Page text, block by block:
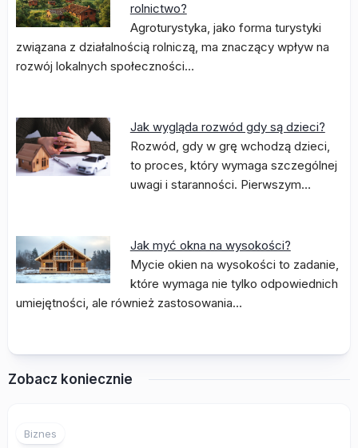
rolnictwo?
Agroturystyka, jako forma turystyki
związana z działalnością rolniczą, ma znaczący wpływ na
rozwój lokalnych społeczności…
Jak wygląda rozwód gdy są dzieci?
Rozwód, gdy w grę wchodzą dzieci,
to proces, który wymaga szczególnej
uwagi i staranności. Pierwszym…
Jak myć okna na wysokości?
Mycie okien na wysokości to zadanie,
które wymaga nie tylko odpowiednich
umiejętności, ale również zastosowania…
Zobacz koniecznie
Biznes